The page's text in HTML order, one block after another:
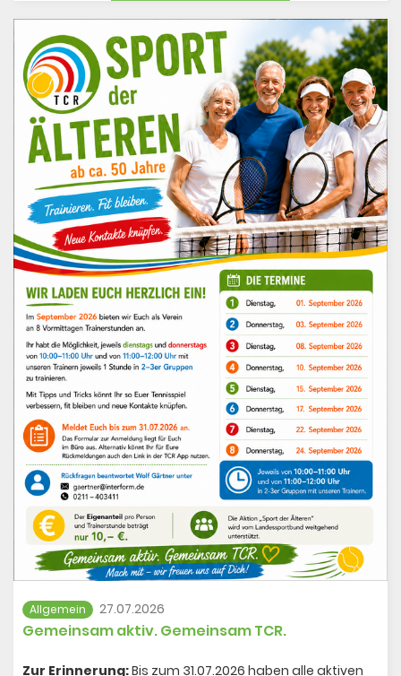
Teamkapitän, der Tabellen führt, Regeln erklärt und zum
Spielen motiviert. Danke an:
Annette Kuntze (WU10)
Moritz von Schaumann Werder (MU10)
Carsten Martens (WU12)
Axel Beland (MU12)
Ben Winter (MU15)
Es durfte auch altersklassenübergreifend gespielt
werden und auch Doppel und Mixed waren möglich. Das
Format soll auch dazu dienen, SpielerInnen an die
Medenspiele heranzuführen. Einen tollen Abschluss
haben wir am 12.Juli in einer großen Siegerehrung mit
Pokalen, Medaillen, Urkunden und Pizza gefunden.
Toll, dass so viele von Euch mitgespielt haben. Behaltet
euch das Matchen für den Rest der Saison bei! Wir
freuen uns auf euch und viele weitere bei der Junior
League 2027!
Vielen Dank an Ludvik für den Anstoß und das Konzept
im letzten Jahr, an Michael für die mega Siegerehrung
und an alle Trainer für die Motivation der Kids.
Wir sind stolz auf unseren Nachwuchs!
Eure Jugendwartin Andrea
Galerie öffnen
Allgemein 27.07.2026
Gemeinsam aktiv. Gemeinsam TCR.
Zur Erinnerung:Bis zum 31.07.2026 haben alle aktiven